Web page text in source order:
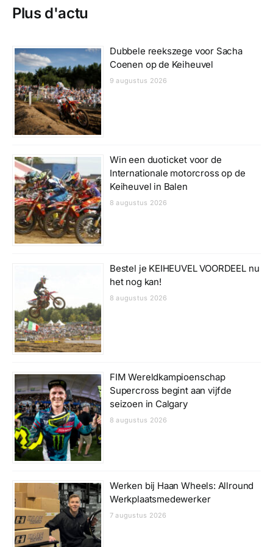
Plus d'actu
Dubbele reekszege voor Sacha
Coenen op de Keiheuvel
9 augustus 2026
Win een duoticket voor de
Internationale motorcross op de
Keiheuvel in Balen
8 augustus 2026
Bestel je KEIHEUVEL VOORDEEL nu
het nog kan!
8 augustus 2026
FIM Wereldkampioenschap
Supercross begint aan vijfde
seizoen in Calgary
8 augustus 2026
Werken bij Haan Wheels: Allround
Werkplaatsmedewerker
7 augustus 2026